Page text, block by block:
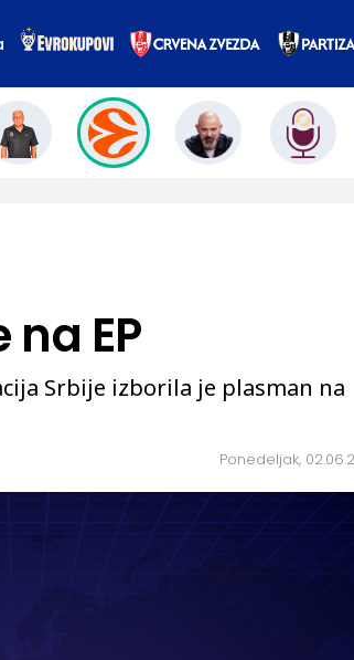
Ponedeljak,
EP
Srbije izborila je plasman na